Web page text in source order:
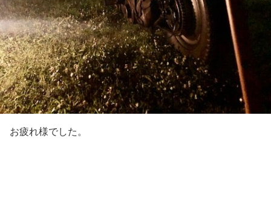
お疲れ様でした。